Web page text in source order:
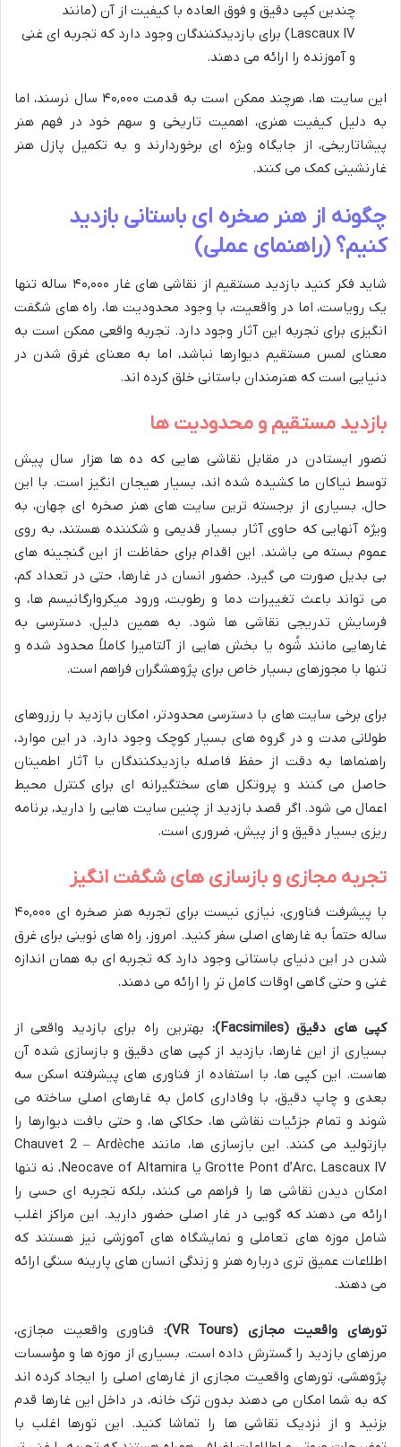
چندین کپی دقیق و فوق العاده با کیفیت از آن (مانند
Lascaux IV) برای بازدیدکنندگان وجود دارد که تجربه ای غنی
و آموزنده را ارائه می دهند.
این سایت ها، هرچند ممکن است به قدمت ۴۰,۰۰۰ سال نرسند، اما
به دلیل کیفیت هنری، اهمیت تاریخی و سهم خود در فهم هنر
پیشاتاریخی، از جایگاه ویژه ای برخوردارند و به تکمیل پازل هنر
غارنشینی کمک می کنند.
چگونه از هنر صخره ای باستانی بازدید
کنیم؟ (راهنمای عملی)
شاید فکر کنید بازدید مستقیم از نقاشی های غار ۴۰,۰۰۰ ساله تنها
یک رویاست، اما در واقعیت، با وجود محدودیت ها، راه های شگفت
انگیزی برای تجربه این آثار وجود دارد. تجربه واقعی ممکن است به
معنای لمس مستقیم دیوارها نباشد، اما به معنای غرق شدن در
دنیایی است که هنرمندان باستانی خلق کرده اند.
بازدید مستقیم و محدودیت ها
تصور ایستادن در مقابل نقاشی هایی که ده ها هزار سال پیش
توسط نیاکان ما کشیده شده اند، بسیار هیجان انگیز است. با این
حال، بسیاری از برجسته ترین سایت های هنر صخره ای جهان، به
ویژه آنهایی که حاوی آثار بسیار قدیمی و شکننده هستند، به روی
عموم بسته می باشند. این اقدام برای حفاظت از این گنجینه های
بی بدیل صورت می گیرد. حضور انسان در غارها، حتی در تعداد کم،
می تواند باعث تغییرات دما و رطوبت، ورود میکروارگانیسم ها، و
فرسایش تدریجی نقاشی ها شود. به همین دلیل، دسترسی به
غارهایی مانند شُوه یا بخش هایی از آلتامیرا کاملاً محدود شده و
تنها با مجوزهای بسیار خاص برای پژوهشگران فراهم است.
برای برخی سایت های با دسترسی محدودتر، امکان بازدید با رزروهای
طولانی مدت و در گروه های بسیار کوچک وجود دارد. در این موارد،
راهنماها به دقت از حفظ فاصله بازدیدکنندگان با آثار اطمینان
حاصل می کنند و پروتکل های سختگیرانه ای برای کنترل محیط
اعمال می شود. اگر قصد بازدید از چنین سایت هایی را دارید، برنامه
ریزی بسیار دقیق و از پیش، ضروری است.
تجربه مجازی و بازسازی های شگفت انگیز
با پیشرفت فناوری، نیازی نیست برای تجربه هنر صخره ای ۴۰,۰۰۰
ساله حتماً به غارهای اصلی سفر کنید. امروز، راه های نوینی برای غرق
شدن در این دنیای باستانی وجود دارد که تجربه ای به همان اندازه
غنی و حتی گاهی اوقات کامل تر را ارائه می دهند.
کپی های دقیق (Facsimiles):
بهترین راه برای بازدید واقعی از
بسیاری از این غارها، بازدید از کپی های دقیق و بازسازی شده آن
هاست. این کپی ها، با استفاده از فناوری های پیشرفته اسکن سه
بعدی و چاپ دقیق، با وفاداری کامل به غارهای اصلی ساخته می
شوند و تمام جزئیات نقاشی ها، حکاکی ها، و حتی بافت دیوارها را
بازتولید می کنند. این بازسازی ها، مانند Chauvet 2 – Ardèche
Grotte Pont d’Arc، Lascaux IV یا Neocave of Altamira، نه تنها
امکان دیدن نقاشی ها را فراهم می کنند، بلکه تجربه ای حسی را
ارائه می دهند که گویی در غار اصلی حضور دارید. این مراکز اغلب
شامل موزه های تعاملی و نمایشگاه های آموزشی نیز هستند که
اطلاعات عمیق تری درباره هنر و زندگی انسان های پارینه سنگی ارائه
می دهند.
تورهای واقعیت مجازی (VR Tours):
فناوری واقعیت مجازی،
مرزهای بازدید را گسترش داده است. بسیاری از موزه ها و مؤسسات
پژوهشی، تورهای واقعیت مجازی از غارهای اصلی را ایجاد کرده اند
که به شما امکان می دهند بدون ترک خانه، در داخل این غارها قدم
بزنید و از نزدیک نقاشی ها را تماشا کنید. این تورها اغلب با